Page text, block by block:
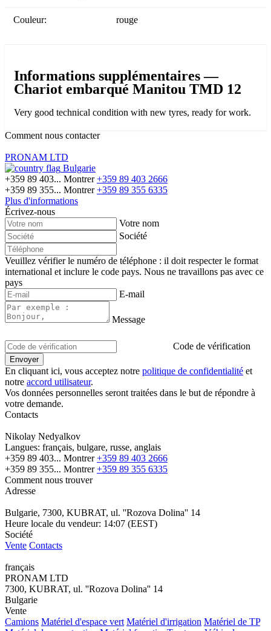
Couleur: rouge
Informations supplémentaires —
Chariot embarqué Manitou TMD 12
Very good technical condition with new tyres, ready for work.
Comment nous contacter
PRONAM LTD
Bulgarie
+359 89 403... Montrer+359 89 403 2666
+359 89 355... Montrer+359 89 355 6335
Plus d'informations
Écrivez-nous
Votre nom
Société
Veuillez vérifier le numéro de téléphone : il doit respecter le format
international et inclure le code pays. Nous ne travaillons pas avec ce
pays
E-mail
Message
Code de vérification
En cliquant ici, vous acceptez notre politique de confidentialité et
notre accord utilisateur.
Vos données personnelles seront traitées dans le but de répondre à
votre demande.
Contacts
Nikolay Nedyalkov
Langues: français, bulgare, russe, anglais
+359 89 403... Montrer+359 89 403 2666
+359 89 355... Montrer+359 89 355 6335
Comment nous trouver
Adresse
Bulgarie, 7300, KUBRAT, ul. ''Rozova Dolina'' 14
Heure locale du vendeur: 14:07 (EEST)
Société
Vente Contacts
français
PRONAM LTD
7300, KUBRAT, ul. ''Rozova Dolina'' 14
Bulgarie
Vente
Camions Matériel d'espace vert Matériel d'irrigation Matériel de TP